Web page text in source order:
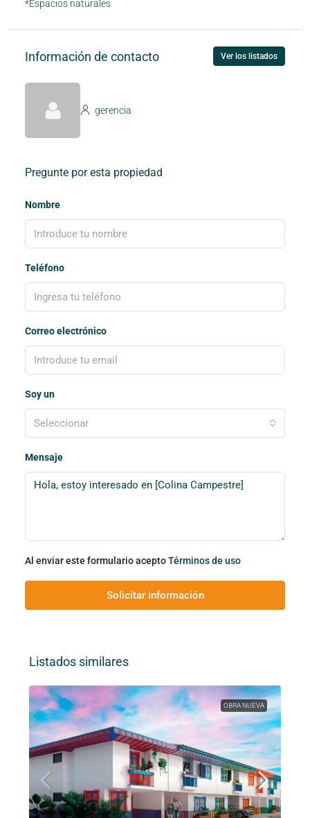
*Espacios naturales
Información de contacto Ver los listados
gerencia
Pregunte por esta propiedad
Nombre
Teléfono
Correo electrónico
Soy un
Seleccionar
Mensaje
Al enviar este formulario aceptoTérminos de uso
Solicitar información
Listados similares
OBRA NUEVA